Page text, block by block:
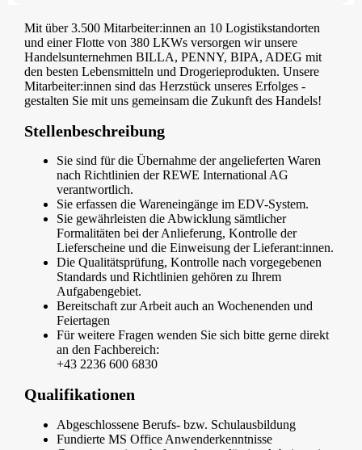
Mit über 3.500 Mitarbeiter:innen an 10 Logistikstandorten
und einer Flotte von 380 LKWs versorgen wir unsere
Handelsunternehmen BILLA, PENNY, BIPA, ADEG mit
den besten Lebensmitteln und Drogerieprodukten. Unsere
Mitarbeiter:innen sind das Herzstück unseres Erfolges -
gestalten Sie mit uns gemeinsam die Zukunft des Handels!
Stellenbeschreibung
Sie sind für die Übernahme der angelieferten Waren
nach Richtlinien der REWE International AG
verantwortlich.
Sie erfassen die Wareneingänge im EDV-System.
Sie gewährleisten die Abwicklung sämtlicher
Formalitäten bei der Anlieferung, Kontrolle der
Lieferscheine und die Einweisung der Lieferant:innen.
Die Qualitätsprüfung, Kontrolle nach vorgegebenen
Standards und Richtlinien gehören zu Ihrem
Aufgabengebiet.
Bereitschaft zur Arbeit auch an Wochenenden und
Feiertagen
Für weitere Fragen wenden Sie sich bitte gerne direkt
an den Fachbereich:
+43 2236 600 6830
Qualifikationen
Abgeschlossene Berufs- bzw. Schulausbildung
Fundierte MS Office Anwenderkenntnisse